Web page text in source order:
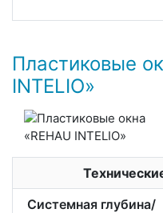
Пластиковые
INTELIO»
Системная глубина/